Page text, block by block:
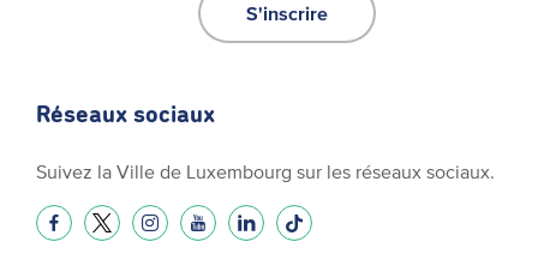
S'inscrire
Réseaux sociaux
Suivez la Ville de Luxembourg sur les réseaux sociaux.